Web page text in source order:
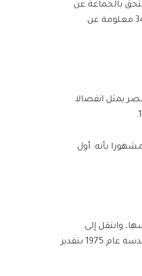
بالجماعة عن
طريق زوجته. “عام واحد في الحكم أدخل مرسي التاريخ”.. هكذا وصفته وكالة رويترز، وفي ما يأتي 34 معلومة عن
يمثل انفصالا
بأنه: أول
فيها عام 1951، وتعلم في مدارسها، وانتقل إلى
القاهرة للدراسة الجامعية في كلية الهندسة بجامعتها، حيث تفوق وحصل على بكالوريوس الهندسة عام 1975 بتقدير